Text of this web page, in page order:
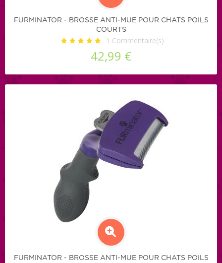
FURMINATOR - BROSSE ANTI-MUE POUR CHATS POILS
COURTS
1 Commentaire(s)
42,99 €
FURMINATOR - BROSSE ANTI-MUE POUR CHATS POILS